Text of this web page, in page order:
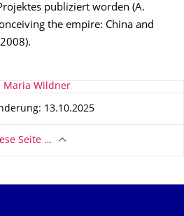
publiziert worden (A.
the empire: China and
Maria Wildner
13.10.2025
Seite …